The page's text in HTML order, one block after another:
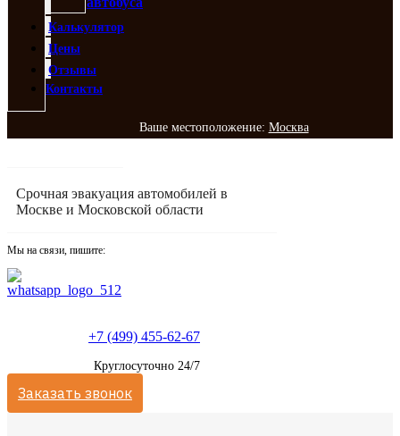
Калькулятор
Цены
Отзывы
Контакты
Ваше местоположение: Москва
Срочная эвакуация автомобилей в
Москве и Московской области
Мы на связи, пишите:
+7 (499) 455-62-67
Круглосуточно 24/7
Заказать звонок